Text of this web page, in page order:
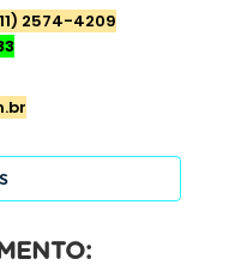
2574-4209